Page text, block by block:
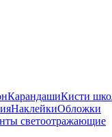
КарандашиКисти
НаклейкиОбложки
светоотражающие